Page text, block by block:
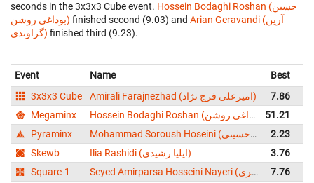
seconds in the 3x3x3 Cube event. Hossein Bodaghi Roshan (حسین
بوداغی روشن) finished second (9.03) and Arian Geravandi (آرین
گراوندی) finished third (9.23).
Event Name Best
3x3x3 Cube
Amirali Farajnezhad (امیرعلی فرج نژاد)
7.86
Megaminx
Hossein Bodaghi Roshan (حسین بوداغی روشن)
51.21
Pyraminx
Mohammad Soroush Hoseini (محمد سروش حسینی)
2.23
Skewb
Ilia Rashidi (ایلیا رشیدی)
3.76
Square-1
Seyed Amirparsa Hosseini Nayeri (سید امیرپارسا حسینی نیری) 7.76